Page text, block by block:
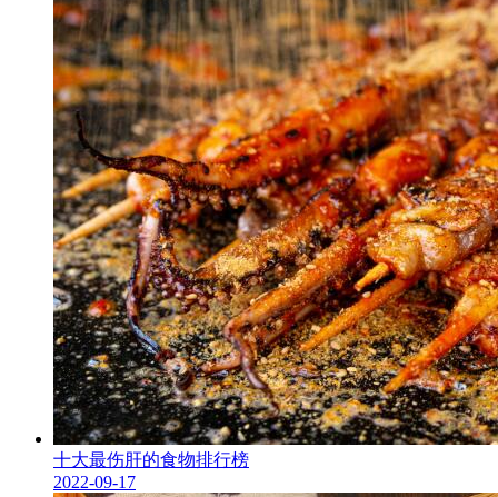
十大最伤肝的食物排行榜
2022-09-17